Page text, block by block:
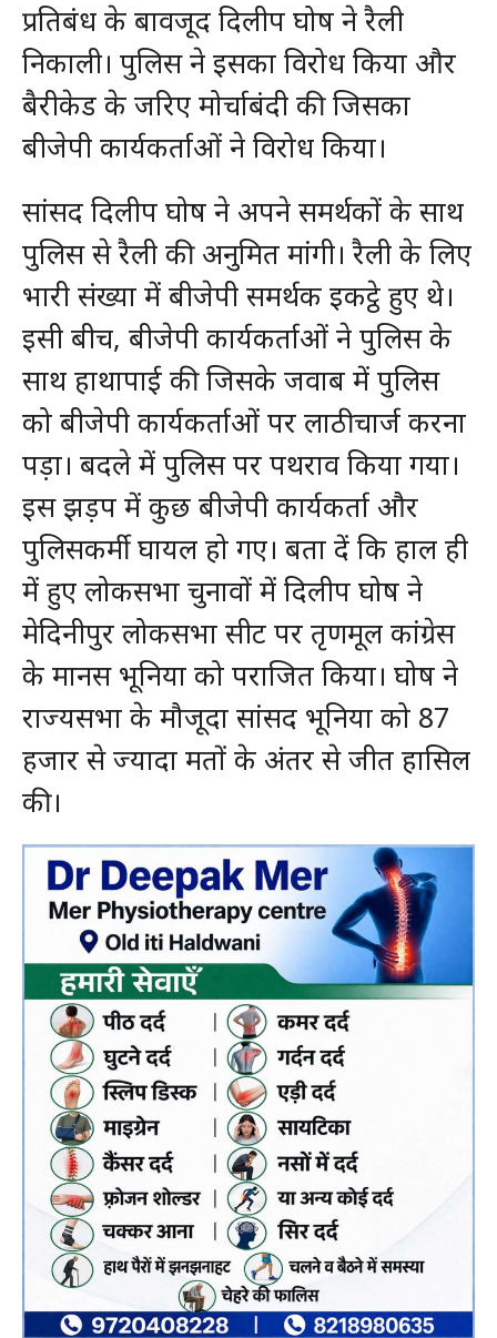
प्रतिबंध के बावजूद दिलीप घोष ने रैली
निकाली। पुलिस ने इसका विरोध किया और
बैरीकेड के जरिए मोर्चाबंदी की जिसका
बीजेपी कार्यकर्ताओं ने विरोध किया।
सांसद दिलीप घोष ने अपने समर्थकों के साथ
पुलिस से रैली की अनुमित मांगी। रैली के लिए
भारी संख्या में बीजेपी समर्थक इकट्ठे हुए थे।
इसी बीच, बीजेपी कार्यकर्ताओं ने पुलिस के
साथ हाथापाई की जिसके जवाब में पुलिस
को बीजेपी कार्यकर्ताओं पर लाठीचार्ज करना
पड़ा। बदले में पुलिस पर पथराव किया गया।
इस झड़प में कुछ बीजेपी कार्यकर्ता और
पुलिसकर्मी घायल हो गए। बता दें कि हाल ही
में हुए लोकसभा चुनावों में दिलीप घोष ने
मेदिनीपुर लोकसभा सीट पर तृणमूल कांग्रेस
के मानस भूनिया को पराजित किया। घोष ने
राज्यसभा के मौजूदा सांसद भूनिया को 87
हजार से ज्यादा मतों के अंतर से जीत हासिल
की।